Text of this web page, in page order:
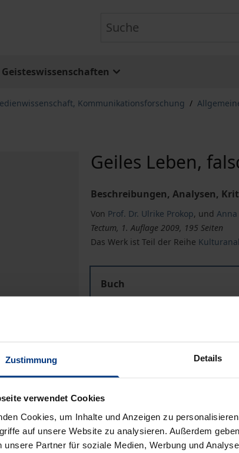
Zustimmung Details
verwendet Cookies
Cookies, um Inhalte und Anzeigen zu
auf unsere Website zu analysieren. Außerdem
unsere Partner für soziale Medien, Werbung und
Geisteswissenschaften
Kommunikationsforschung /
Geiles Leben,
Beschreibungen, Analysen,
Von Prof. Dr. Ulrike Prokop, und Anna
Tectum, 1. Auflage 2009, 195 Seiten
Das Werk ist Teil der Reihe
Buch
Preisangaben inkl. MwSt.
Hinweise zu Versandkosten